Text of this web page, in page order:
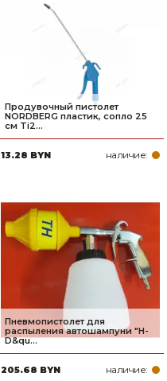
Продувочный пистолет
NORDBERG пластик, сопло 25
см Ti2...
13.28 BYN наличие:
Пневмопистолет для
распыления автошампуни "H-
D&qu...
205.68 BYN наличие: